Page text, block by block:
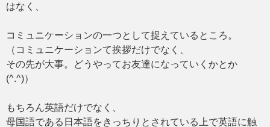
はなく、
コミュニケーションの一つとして捉えているところ。
（コミュニケーションて挨拶だけでなく、
その先が大事。どうやってお友達になっていくかとか
(^.^)）
もちろん英語だけでなく、
母国語である日本語をきっちりとされている上で英語に触